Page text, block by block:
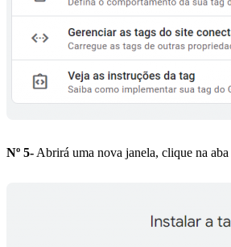
Nº 5- Abrirá uma nova janela, clique na aba